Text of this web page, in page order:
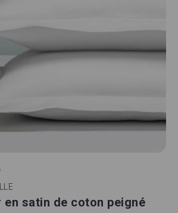
satin de coton peigné